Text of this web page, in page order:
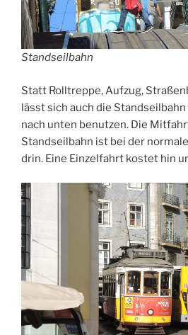
Standseilbahn
Statt Rolltreppe, Aufzug,
lässt sich auch die
nach unten benutzen. Die
Standseilbahn ist bei der
drin. Eine Einzelfahrt kostet hin